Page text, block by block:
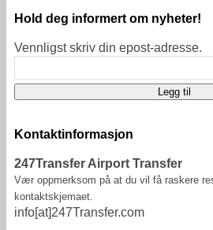
Hold deg informert om nyheter!
Vennligst skriv din epost-adresse.
Kontaktinformasjon
247Transfer Airport Transfer
Vær oppmerksom på at du vil få raskere
kontaktskjemaet.
info[at]247Transfer.com